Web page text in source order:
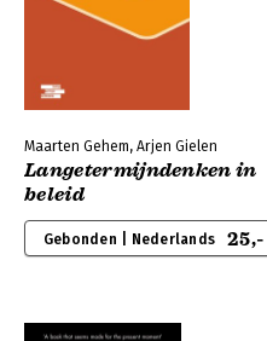
Maarten Gehem, Arjen Gielen
Langetermijndenken in
beleid
Gebonden | Nederlands 25,-